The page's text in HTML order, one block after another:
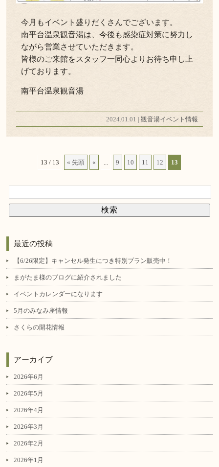
今月もイベント盛りだくさんでございます。
南平台温泉観音湯は、今後も感染症対策に努力し
ながら営業させていただきます。
皆様のご来館をスタッフ一同心よりお待ち申し上
げております。
南平台温泉観音湯
2024.01.01 | 観音湯イベント情報
13 / 13 « 先頭 « 9 10 11 12 13
最近の投稿
【6/26限定】キャンセル発生につき特別プラン販売中！
まがたま様のブログに紹介されました
イベントカレンダーになります
5月のみなみ座情報
さくらの開花情報
アーカイブ
2026年6月
2026年5月
2026年4月
2026年3月
2026年2月
2026年1月